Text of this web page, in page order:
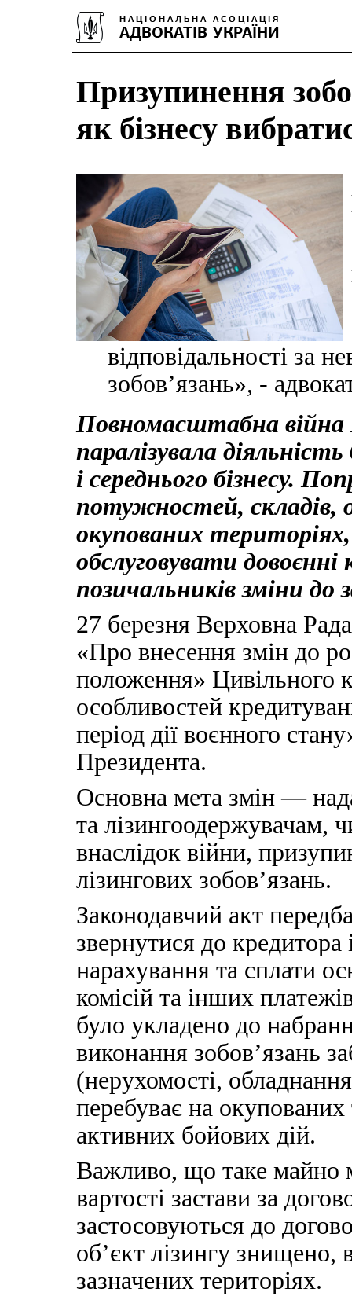
Призупинення
як бізнесу
відповідальності за
зобов’язань», -
Повномасштабна
паралізувала
і середнього бізнесу.
потужностей, складів,
окупованих
обслуговувати
позичальників зміни до
27 березня Верховна
«Про внесення змін до
положення» Цивільного
особливостей
період дії воєнного
Президента.
Основна мета змін —
та лізингоодержувачам,
внаслідок війни,
лізингових зобов’язань.
Законодавчий акт
звернутися до
нарахування та сплати
комісій та інших
було укладено до
виконання зобов’язань
(нерухомості,
перебуває на окупованих
активних бойових дій.
Важливо, що таке майно
вартості застави за
застосовуються до
об’єкт лізингу знищено,
зазначених територіях.